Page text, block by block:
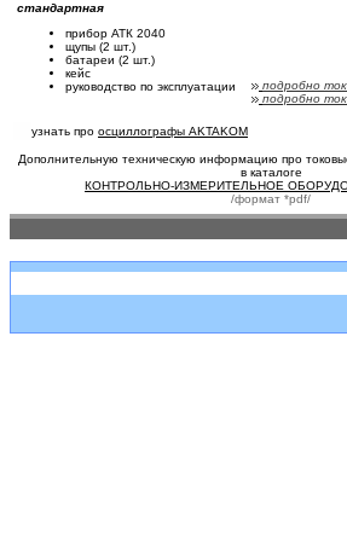
стандартная
прибор АТК 2040
щупы (2 шт.)
батареи (2 шт.)
кейс
руководство по эксплуатации
подробно
подробно
узнать про осциллографы AKTAKOM
Дополнительную техническую информацию про
в каталоге
КОНТРОЛЬНО-ИЗМЕРИТЕЛЬНОЕ
/формат *pdf/